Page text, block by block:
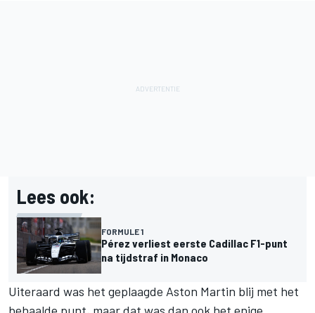
Lees ook:
FORMULE 1
Pérez verliest eerste Cadillac F1-punt
na tijdstraf in Monaco
Uiteraard was het geplaagde Aston Martin blij met het